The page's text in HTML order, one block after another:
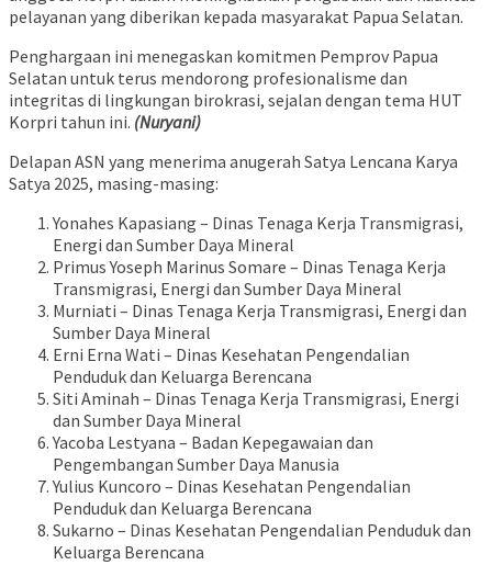
pelayanan yang diberikan kepada masyarakat Papua Selatan.
​Penghargaan ini menegaskan komitmen Pemprov Papua
Selatan untuk terus mendorong profesionalisme dan
integritas di lingkungan birokrasi, sejalan dengan tema HUT
Korpri tahun ini. (Nuryani)
Delapan ASN yang menerima anugerah Satya Lencana Karya
Satya 2025, masing-masing:
Yonahes Kapasiang – Dinas Tenaga Kerja Transmigrasi,
Energi dan Sumber Daya Mineral
Primus Yoseph Marinus Somare – Dinas Tenaga Kerja
Transmigrasi, Energi dan Sumber Daya Mineral
Murniati – Dinas Tenaga Kerja Transmigrasi, Energi dan
Sumber Daya Mineral
Erni Erna Wati – Dinas Kesehatan Pengendalian
Penduduk dan Keluarga Berencana
Siti Aminah – Dinas Tenaga Kerja Transmigrasi, Energi
dan Sumber Daya Mineral
Yacoba Lestyana – Badan Kepegawaian dan
Pengembangan Sumber Daya Manusia
Yulius Kuncoro – Dinas Kesehatan Pengendalian
Penduduk dan Keluarga Berencana
Sukarno – Dinas Kesehatan Pengendalian Penduduk dan
Keluarga Berencana